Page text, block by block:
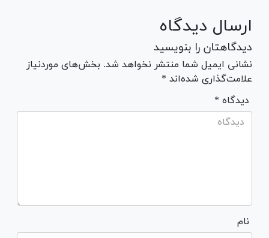
ارسال دیدگاه
دیدگاهتان را بنویسید
نشانی ایمیل شما منتشر نخواهد شد. بخش‌های موردنیاز
علامت‌گذاری شده‌اند *
* دیدگاه
نام